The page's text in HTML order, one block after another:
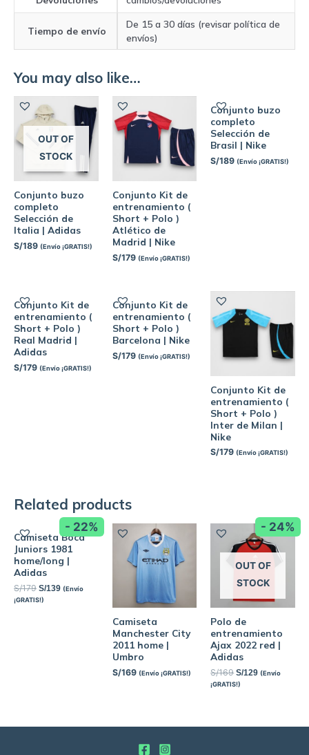
Tiempo de envío
De 15 a 30 días (revisar política de
envíos)
You may also like…
OUT OF
STOCK
Conjunto buzo
completo
Selección de
Italia | Adidas
S/189 (Envío ¡GRATIS!)
Conjunto Kit de
entrenamiento (
Short + Polo )
Atlético de
Madrid | Nike
S/179 (Envío ¡GRATIS!)
Conjunto buzo
completo
Selección de
Brasil | Nike
S/189 (Envío ¡GRATIS!)
Conjunto Kit de
entrenamiento (
Short + Polo )
Real Madrid |
Adidas
S/179 (Envío ¡GRATIS!)
Conjunto Kit de
entrenamiento (
Short + Polo )
Barcelona | Nike
S/179 (Envío ¡GRATIS!)
Conjunto Kit de
entrenamiento (
Short + Polo )
Inter de Milan |
Nike
S/179 (Envío ¡GRATIS!)
Related products
- 22%
Camiseta Boca
Juniors 1981
home/long |
Adidas
S/179 S/139 (Envío
¡GRATIS!)
Camiseta
Manchester City
2011 home |
Umbro
S/169 (Envío ¡GRATIS!)
- 24%
OUT OF
STOCK
Polo de
entrenamiento
Ajax 2022 red |
Adidas
S/169 S/129 (Envío
¡GRATIS!)